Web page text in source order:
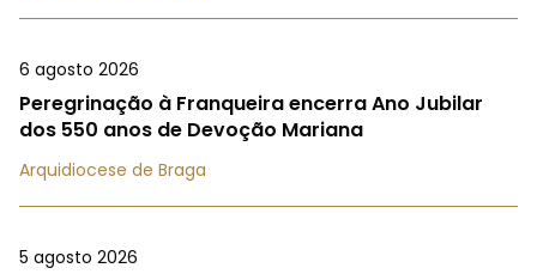
6 agosto 2026
Peregrinação à Franqueira encerra Ano Jubilar
dos 550 anos de Devoção Mariana
Arquidiocese de Braga
5 agosto 2026